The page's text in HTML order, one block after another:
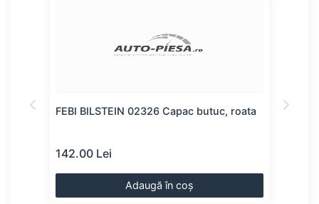
FEBI BILSTEIN 02326 Capac butuc, roata
142.00 Lei
Adaugă în coș